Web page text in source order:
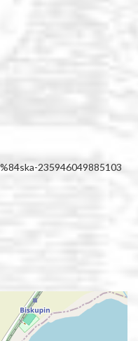
235946049885103